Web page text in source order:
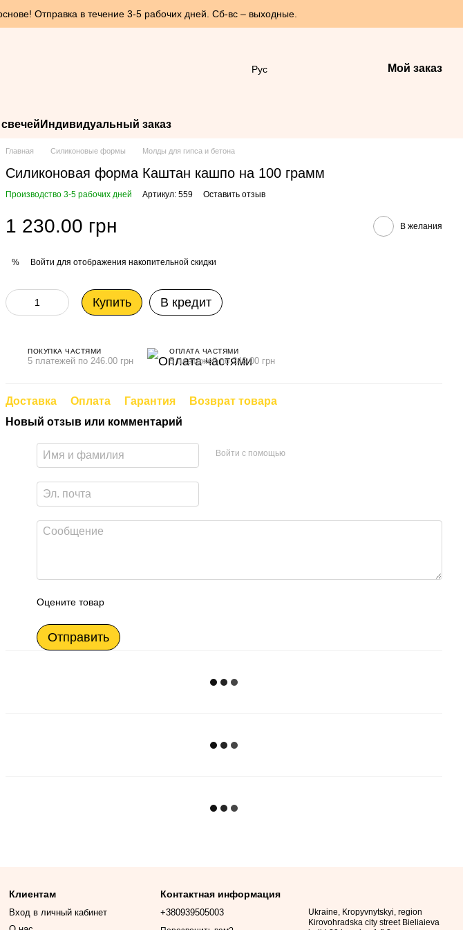
Отправка в течение 3-5 рабочих дней. Сб-вс – выходные.
Рус Мой заказ
Индивидуальный заказ
Главная Силиконовые формы Молды для гипса и бетона
Силиконовая форма Каштан кашпо на 100 грамм
Производство 3-5 рабочих дней Артикул: 559 Оставить отзыв
1 230.00 грн В желания
% Войти для отображения накопительной скидки
Купить В кредит
ПОКУПКА ЧАСТЯМИ
5 платежей по 246.00 грн
ОПЛАТА ЧАСТЯМИ
5 платежей по 246.00 грн
Доставка Оплата Гарантия
Возврат товара
Новый отзыв или комментарий
Войти с помощью
Оцените товар
Отправить
Клиентам
Вход в личный кабинет
Контактная информация
+380939505003
Ukraine, Kropyvnytskyi, region
Kirovohradska city street Bieliaieva